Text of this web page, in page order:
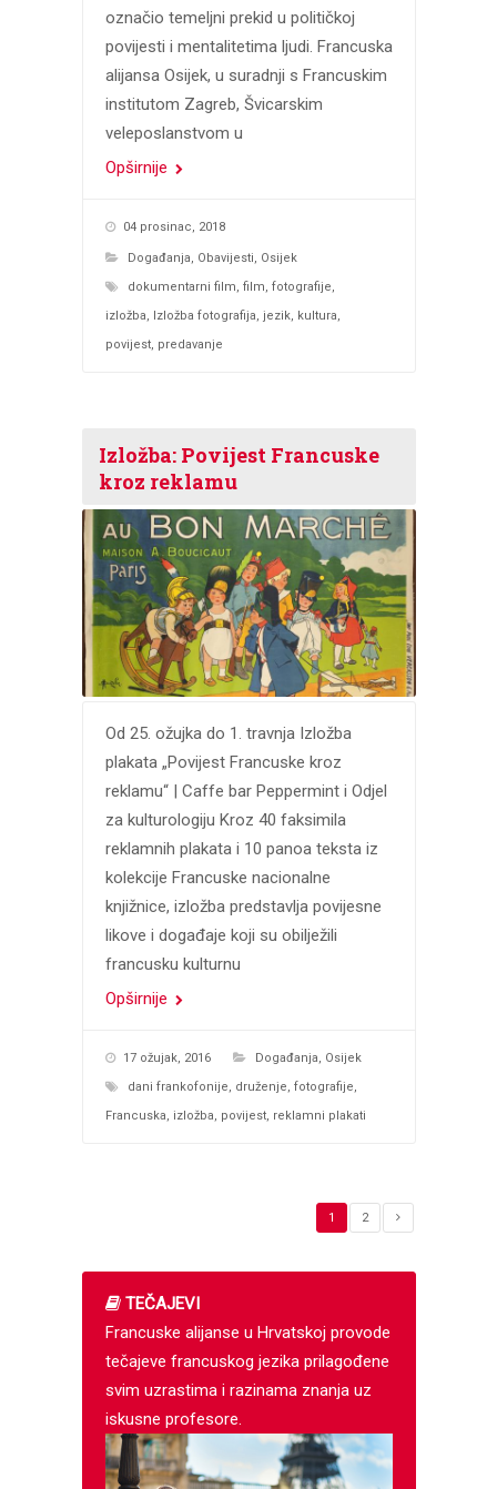
označio temeljni prekid u političkoj
povijesti i mentalitetima ljudi. Francuska
alijansa Osijek, u suradnji s Francuskim
institutom Zagreb, Švicarskim
veleposlanstvom u
Opširnije
04 prosinac, 2018
Događanja, Obavijesti, Osijek
dokumentarni film, film, fotografije,
izložba, Izložba fotografija, jezik, kultura,
povijest, predavanje
Izložba: Povijest Francuske
kroz reklamu
Od 25. ožujka do 1. travnja Izložba
plakata „Povijest Francuske kroz
reklamu“ | Caffe bar Peppermint i Odjel
za kulturologiju Kroz 40 faksimila
reklamnih plakata i 10 panoa teksta iz
kolekcije Francuske nacionalne
knjižnice, izložba predstavlja povijesne
likove i događaje koji su obilježili
francusku kulturnu
Opširnije
17 ožujak, 2016 Događanja, Osijek
dani frankofonije, druženje, fotografije,
Francuska, izložba, povijest, reklamni plakati
1 2
TEČAJEVI
Francuske alijanse u Hrvatskoj provode
tečajeve francuskog jezika prilagođene
svim uzrastima i razinama znanja uz
iskusne profesore.